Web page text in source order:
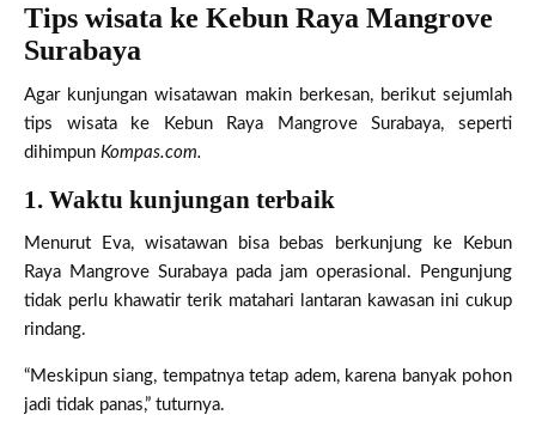
Tips wisata ke Kebun Raya Mangrove
Surabaya
Agar kunjungan wisatawan makin berkesan, berikut sejumlah
tips wisata ke Kebun Raya Mangrove Surabaya, seperti
dihimpun Kompas.com.
1. Waktu kunjungan terbaik
Menurut Eva, wisatawan bisa bebas berkunjung ke Kebun
Raya Mangrove Surabaya pada jam operasional. Pengunjung
tidak perlu khawatir terik matahari lantaran kawasan ini cukup
rindang.
“Meskipun siang, tempatnya tetap adem, karena banyak pohon
jadi tidak panas,” tuturnya.